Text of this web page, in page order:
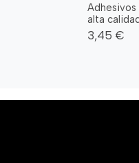
alta
3,45 €